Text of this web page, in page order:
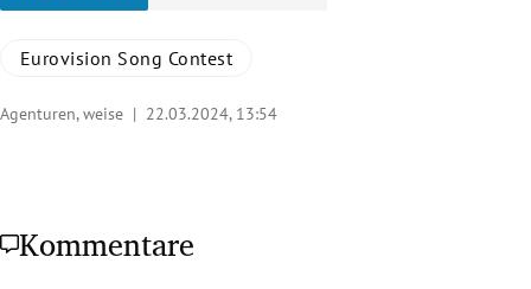
Eurovision Song Contest
Agenturen, weise | 22.03.2024, 13:54
Kommentare